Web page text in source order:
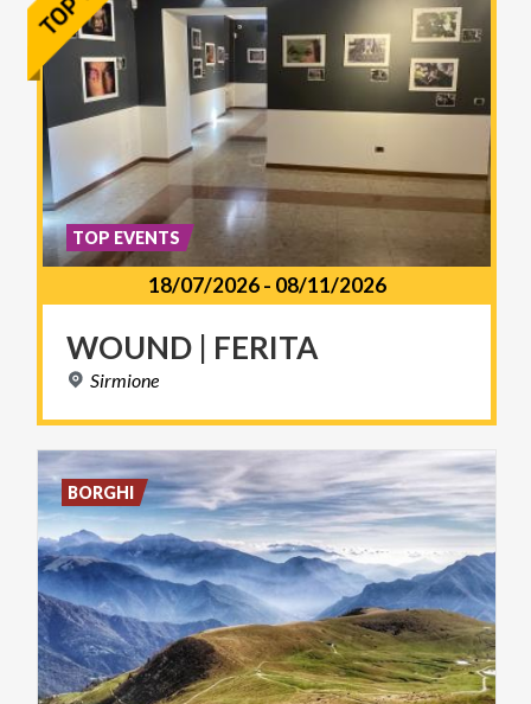
18/07/2026- 08/11/2026
WOUND FERITA
Sirmione
TOP EVENTS
BORGHI